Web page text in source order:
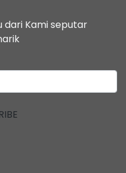
dari Kami seputar